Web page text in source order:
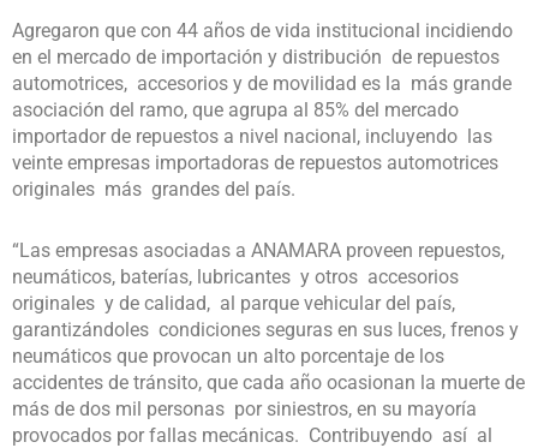
Agregaron que con 44 años de vida institucional incidiendo
en el mercado de importación y distribución de repuestos
automotrices, accesorios y de movilidad es la más grande
asociación del ramo, que agrupa al 85% del mercado
importador de repuestos a nivel nacional, incluyendo las
veinte empresas importadoras de repuestos automotrices
originales más grandes del país.
“Las empresas asociadas a ANAMARA proveen repuestos,
neumáticos, baterías, lubricantes y otros accesorios
originales y de calidad, al parque vehicular del país,
garantizándoles condiciones seguras en sus luces, frenos y
neumáticos que provocan un alto porcentaje de los
accidentes de tránsito, que cada año ocasionan la muerte de
más de dos mil personas por siniestros, en su mayoría
provocados por fallas mecánicas. Contribuyendo así al